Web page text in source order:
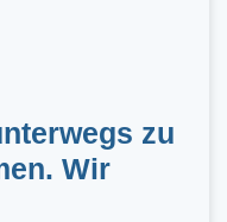
zu
Wir